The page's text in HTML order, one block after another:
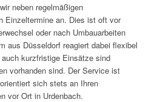
neben regelmäßigen
Einzeltermine an. Dies ist oft vor
oder nach Umbauarbeiten
aus Düsseldorf reagiert dabei flexibel
kurzfristige Einsätze sind
vorhanden sind. Der Service ist
sich stets an Ihren
vor Ort in Urdenbach.